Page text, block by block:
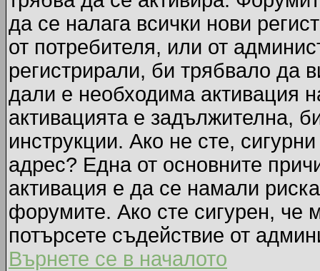
да се налага всички нови
от потребителя, или от
регистрирали, би трябвало да
дали е необходима активация
активацията е задължителна,
инструкции. Ако не сте,
адрес? Една от основните
активация е да се намали
форумите. Ако сте сигурен, че
потърсете съдействие от
Върнете се в началото